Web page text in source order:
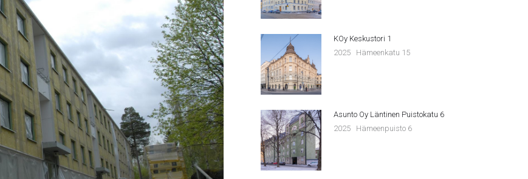
KOy Keskustori 1
2025
Hämeenkatu 15
Asunto Oy Läntinen Puistokatu 6
2025
Hämeenpuisto 6